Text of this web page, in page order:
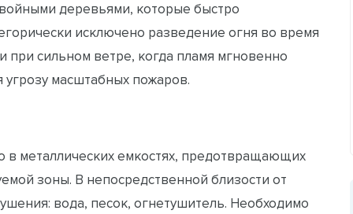
деревьями, которые быстро
исключено разведение огня во время
сильном ветре, когда пламя мгновенно
масштабных пожаров.
в металлических емкостях, предотвращающих
зоны. В непосредственной близости от
вода, песок, огнетушитель. Необходимо